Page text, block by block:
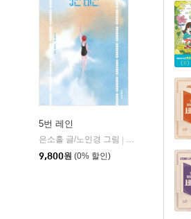
동네
5번 레인
은소홀 글/노인경 그림
문학동네
9,800원 (0% 할인)